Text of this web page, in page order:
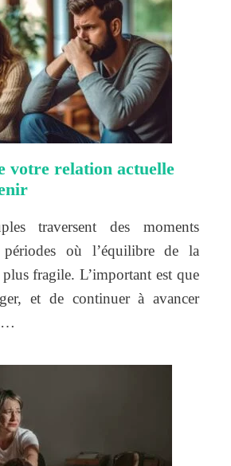
votre relation actuelle
traversent des moments
où l’équilibre de la
fragile. L’important est que
et de continuer à avancer